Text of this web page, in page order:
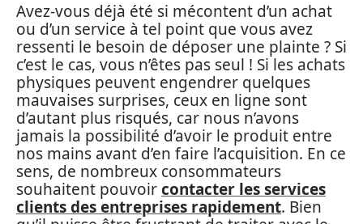
Avez-vous déjà été si mécontent d’un achat
ou d’un service à tel point que vous avez
ressenti le besoin de déposer une plainte ? Si
c’est le cas, vous n’êtes pas seul ! Si les achats
physiques peuvent engendrer quelques
mauvaises surprises, ceux en ligne sont
d’autant plus risqués, car nous n’avons
jamais la possibilité d’avoir le produit entre
nos mains avant d’en faire l’acquisition. En ce
sens, de nombreux consommateurs
souhaitent pouvoircontacter les services
clients des entreprises rapidement. Bien